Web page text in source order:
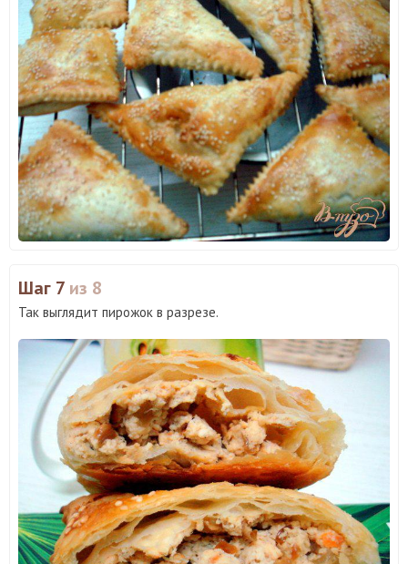
Шаг 7 из 8
Так выглядит пирожок в разрезе.